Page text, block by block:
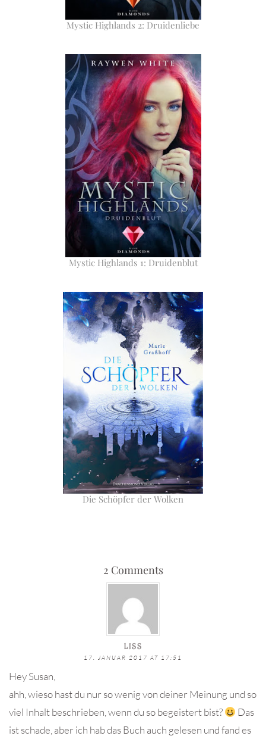
Mystic Highlands 2: Druidenliebe
Mystic Highlands 1: Druidenblut
Die Schöpfer der Wolken
2 Comments
LISS
17. JANUAR 2017 AT 17:51
Hey Susan,
ahh, wieso hast du nur so wenig von deiner Meinung und so
viel Inhalt beschrieben, wenn du so begeistert bist?
Das
ist schade, aber ich hab das Buch auch gelesen und fand es